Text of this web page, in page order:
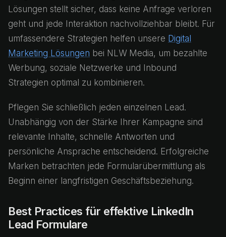
Lösungen stellt sicher, dass keine Anfrage verloren
geht und jede Interaktion nachvollziehbar bleibt. Für
umfassendere Strategien helfen unsere Digital
Marketing Lösungen bei NLW Media, um bezahlte
Werbung, soziale Netzwerke und Inbound
Strategien optimal zu kombinieren.
Pflegen Sie schließlich jeden einzelnen Lead.
Unabhängig von der Stärke Ihrer Kampagne sind
relevante Inhalte, schnelle Antworten und
persönliche Ansprache entscheidend. Erfolgreiche
Marken betrachten jede Formularübermittlung als
Beginn einer langfristigen Geschäftsbeziehung.
Best Practices für effektive LinkedIn
Lead Formulare